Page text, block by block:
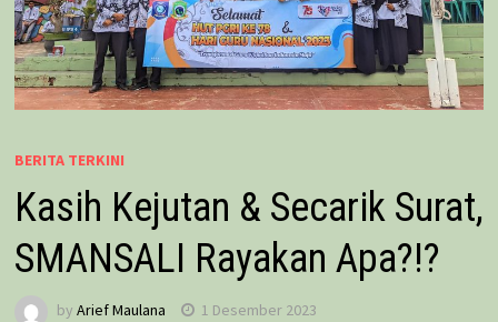
BERITA TERKINI
Kasih Kejutan & Secarik Surat,
SMANSALI Rayakan Apa?!?
by Arief Maulana 1 Desember 2023